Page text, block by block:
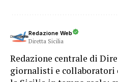
Redazione Web
Diretta Sicilia
Redazione centrale di
giornalisti e collaboratori